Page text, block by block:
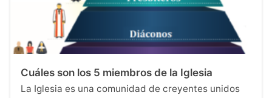
Cuáles son los 5 miembros de la Iglesia
La Iglesia es una comunidad de creyentes unidos